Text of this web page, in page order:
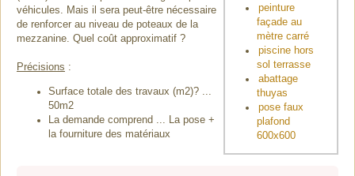
peinture
façade au
mètre carré
piscine hors
sol terrasse
abattage
thuyas
pose faux
plafond
600x600
véhicules. Mais il sera peut-être nécessaire
de renforcer au niveau de poteaux de la
mezzanine. Quel coût approximatif ?
Précisions :
Surface totale des travaux (m2)? ...
50m2
La demande comprend ... La pose +
la fourniture des matériaux